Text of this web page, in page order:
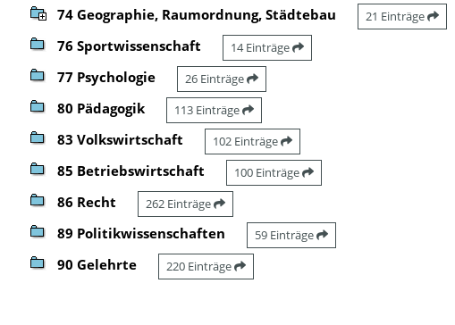
74 Geographie, Raumordnung, Städtebau 21 Einträge
76 Sportwissenschaft 14 Einträge
77 Psychologie 26 Einträge
80 Pädagogik 113 Einträge
83 Volkswirtschaft 102 Einträge
85 Betriebswirtschaft 100 Einträge
86 Recht 262 Einträge
89 Politikwissenschaften 59 Einträge
90 Gelehrte 220 Einträge